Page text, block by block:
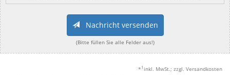
Nachricht versenden
(Bitte füllen Sie alle Felder aus!)
* 1 inkl. MwSt.; zzgl. Versandkosten